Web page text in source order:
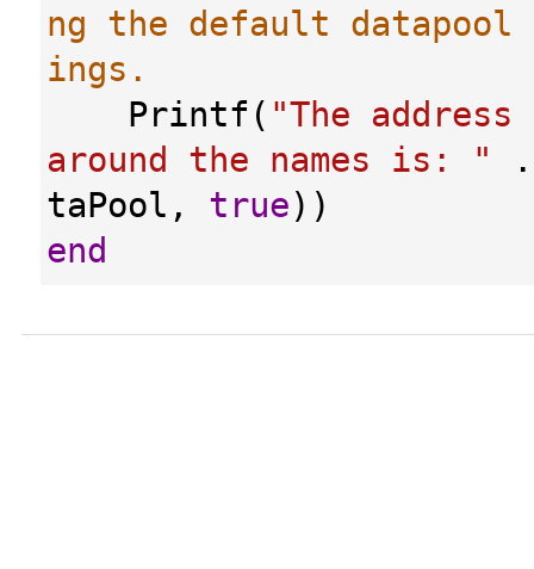
ng the default datapool
ings.
Printf ( "The
around the names is: "
taPool , true))
end